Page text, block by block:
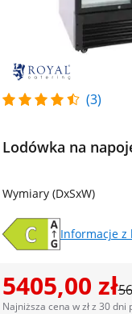
(3)
Lodówka na
Wymiary (DxSxW)
Informacje z
5405,00 zł
Najniższa cena w zł z 30 dni